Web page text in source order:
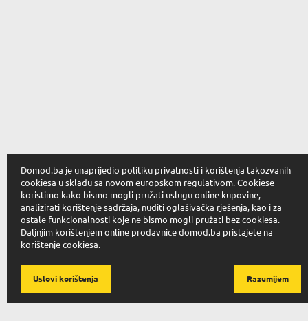
Domod.ba je unaprijedio politiku privatnosti i korištenja takozvanih
cookiesa u skladu sa novom europskom regulativom. Cookiese
koristimo kako bismo mogli pružati uslugu online kupovine,
analizirati korištenje sadržaja, nuditi oglašivačka rješenja, kao i za
ostale funkcionalnosti koje ne bismo mogli pružati bez cookiesa.
Daljnjim korištenjem online prodavnice domod.ba pristajete na
korištenje cookiesa.
Razumijem
Uslovi korištenja